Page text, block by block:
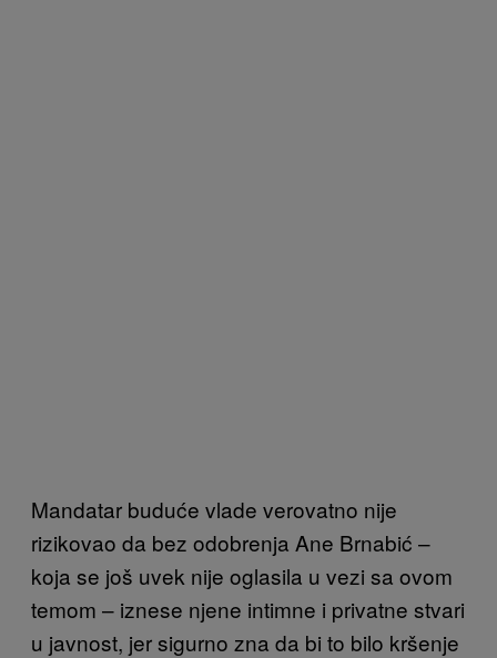
Mandatar buduće vlade verovatno nije
rizikovao da bez odobrenja Ane Brnabić –
koja se još uvek nije oglasila u vezi sa ovom
temom – iznese njene intimne i privatne stvari
u javnost, jer sigurno zna da bi to bilo kršenje